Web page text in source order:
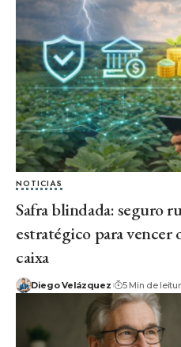
NOTICIAS
Safra blindada: seguro
estratégico para vencer
caixa
Diego Velázquez 5 Min de